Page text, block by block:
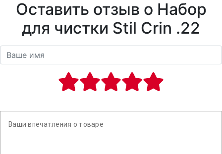
Оставить отзыв о Набор
для чистки Stil Crin .22